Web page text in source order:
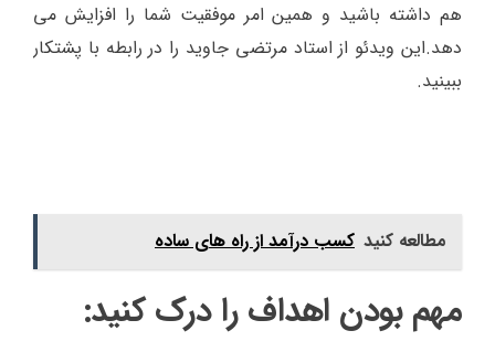
هم داشته باشید و همین امر موفقیت شما را افزایش می
دهد.این ویدئو از استاد مرتضی جاوید را در رابطه با پشتکار
ببینید.
مطالعه کنید کسب درآمد از راه های ساده
مهم بودن اهداف را درک کنید: